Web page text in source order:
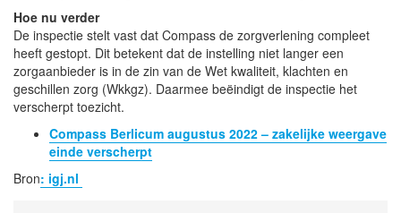
Hoe nu verder
De inspectie stelt vast dat Compass de zorgverlening compleet
heeft gestopt. Dit betekent dat de instelling niet langer een
zorgaanbieder is in de zin van de Wet kwaliteit, klachten en
geschillen zorg (Wkkgz). Daarmee beëindigt de inspectie het
verscherpt toezicht.
Compass Berlicum augustus 2022 – zakelijke weergave
einde verscherpt
Bron: igj.nl